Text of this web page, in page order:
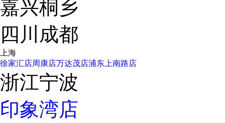
嘉兴桐乡
四川成都
上海
徐家汇店周康店万达茂店浦东上南路店
浙江宁波
印象湾店